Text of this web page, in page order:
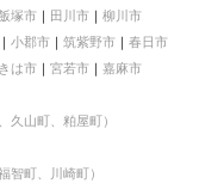
塚市 田川市
柳川市
小郡市 筑紫野市
春日市
は市 宮若市
嘉麻市
久山町、粕屋町）
智町、川崎町）